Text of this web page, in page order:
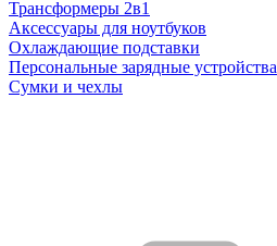
Трансформеры 2в1
Аксессуары для ноутбуков
Охлаждающие подставки
Персональные зарядные устройства
Сумки и чехлы